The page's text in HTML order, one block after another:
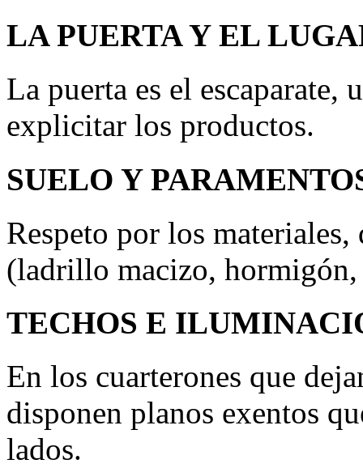
LA PUERTA Y EL
La puerta es el
explicitar los productos.
SUELO Y
Respeto por los
(ladrillo macizo,
TECHOS E
En los cuarterones que
disponen planos exentos
lados.